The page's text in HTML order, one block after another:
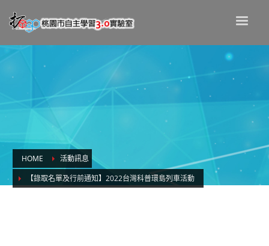
HOME
活動訊息
【錄取名單及行前通知】2022台灣科普環島列車活動